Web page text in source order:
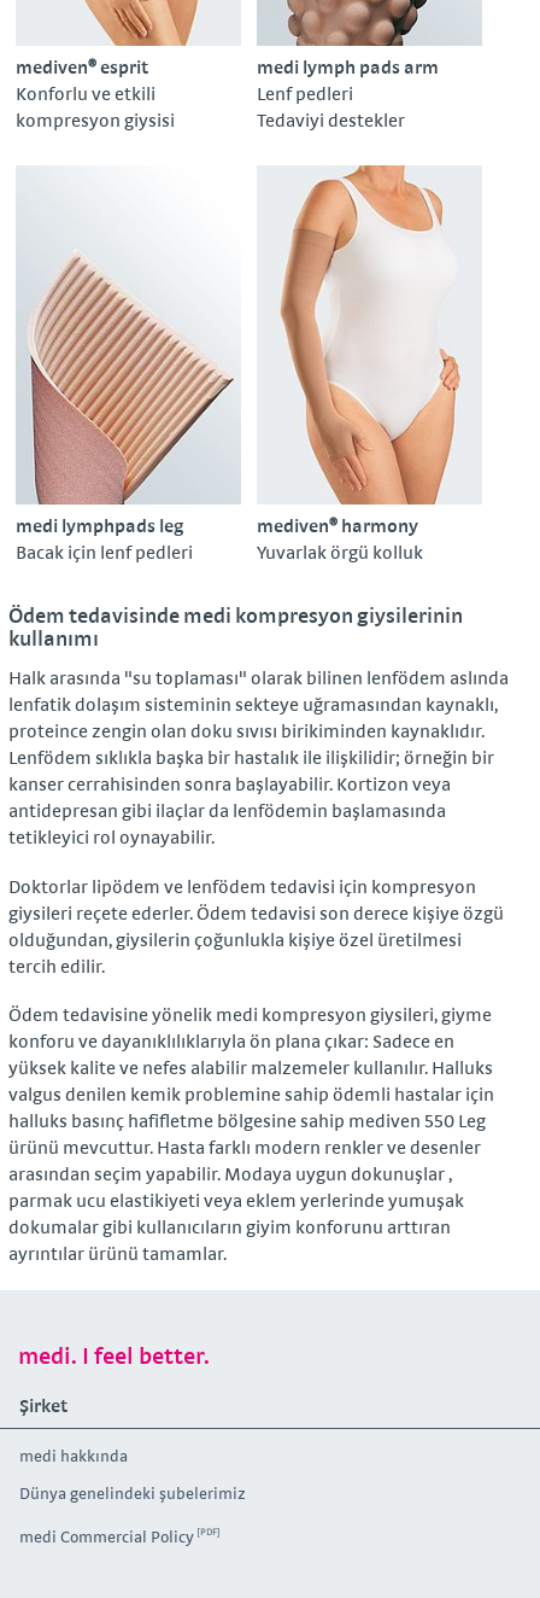
mediven® esprit
Konforlu ve etkili
kompresyon giysisi
medi lymph pads arm
Lenf pedleri
Tedaviyi destekler
medi lymphpads leg
Bacak için lenf pedleri
mediven® harmony
Yuvarlak örgü kolluk
Ödem tedavisinde medi kompresyon giysilerinin
kullanımı
Halk arasında "su toplaması" olarak bilinen lenfödem aslında
lenfatik dolaşım sisteminin sekteye uğramasından kaynaklı,
proteince zengin olan doku sıvısı birikiminden kaynaklıdır.
Lenfödem sıklıkla başka bir hastalık ile ilişkilidir; örneğin bir
kanser cerrahisinden sonra başlayabilir. Kortizon veya
antidepresan gibi ilaçlar da lenfödemin başlamasında
tetikleyici rol oynayabilir.
Doktorlar lipödem ve lenfödem tedavisi için kompresyon
giysileri reçete ederler. Ödem tedavisi son derece kişiye özgü
olduğundan, giysilerin çoğunlukla kişiye özel üretilmesi
tercih edilir.
Ödem tedavisine yönelik medi kompresyon giysileri, giyme
konforu ve dayanıklılıklarıyla ön plana çıkar: Sadece en
yüksek kalite ve nefes alabilir malzemeler kullanılır. Halluks
valgus denilen kemik problemine sahip ödemli hastalar için
halluks basınç hafifletme bölgesine sahip mediven 550 Leg
ürünü mevcuttur. Hasta farklı modern renkler ve desenler
arasından seçim yapabilir. Modaya uygun dokunuşlar ,
parmak ucu elastikiyeti veya eklem yerlerinde yumuşak
dokumalar gibi kullanıcıların giyim konforunu arttıran
ayrıntılar ürünü tamamlar.
medi. I feel better.
Şirket
medi hakkında
Dünya genelindeki şubelerimiz
medi Commercial Policy